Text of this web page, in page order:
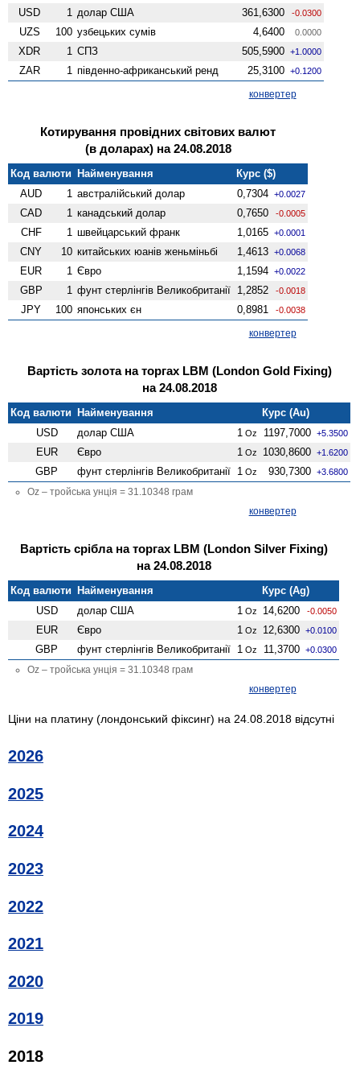
USD 1 долар США 361,6300 -0.0300
UZS 100 узбецьких сумів 4,6400 0.0000
XDR 1 СПЗ 505,5900 +1.0000
ZAR 1 південно-африканський ренд 25,3100 +0.1200
конвертер
Котирування провідних світових валют
(в доларах) на 24.08.2018
Код валюти Найменування
Курс ($)
AUD
1 австралійський долар 0,7304 +0.0027
CAD 1 канадський долар 0,7650 -0.0005
CHF 1 швейцарський франк 1,0165 +0.0001
CNY 10 китайських юанів женьмiньбi 1,4613 +0.0068
EUR 1 Євро 1,1594 +0.0022
GBP 1 фунт стерлінгів Велико­британії 1,2852 -0.0018
JPY 100 японських єн 0,8981 -0.0038
конвертер
Вартість золота на торгах LBM (London Gold Fixing)
на 24.08.2018
Код валюти Найменування
Курс (Au)
USD
долар США 1 Oz 1197,7000 +5.3500
EUR Євро 1 Oz 1030,8600 +1.6200
GBP фунт стерлінгів Велико­британії 1 Oz 930,7300 +3.6800
Oz – тройська унція = 31.10348 грам
конвертер
Вартість срібла на торгах LBM (London Silver Fixing)
на 24.08.2018
Код валюти Найменування
Курс (Ag)
USD
долар США 1 Oz 14,6200 -0.0050
EUR Євро 1 Oz 12,6300 +0.0100
GBP фунт стерлінгів Велико­британії 1 Oz 11,3700 +0.0300
Oz – тройська унція = 31.10348 грам
конвертер
Ціни на платину (лондонський фіксинг) на 24.08.2018 відсутні
2026
2025
2024
2023
2022
2021
2020
2019
2018